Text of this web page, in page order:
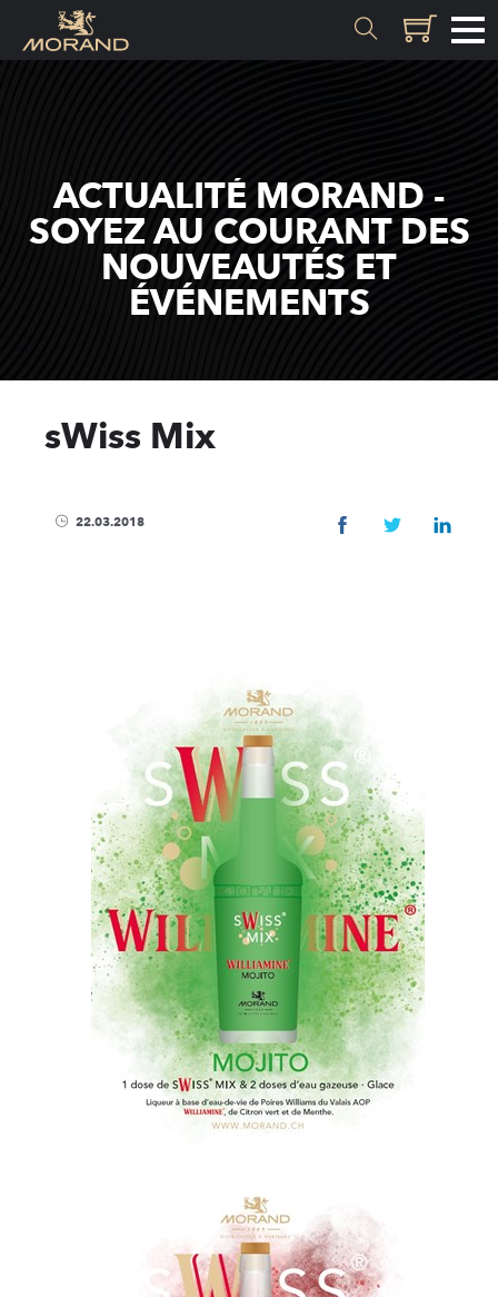
Valais
SAVOIR-FAIRE
ENTREPRISE
Distributeurs
Protection des
Contact
PRODUITS
Spiritueux
Sirops
Solution Hydro-
PARTENAIRES
Français
ACTUALITÉ MORAND -
SOYEZ AU COURANT DES
NOUVEAUTÉS ET
ÉVÉNEMENTS
sWiss Mix
22.03.2018